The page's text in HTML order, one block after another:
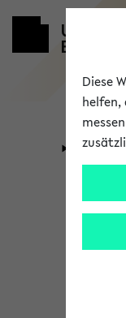
Diese
helfen,